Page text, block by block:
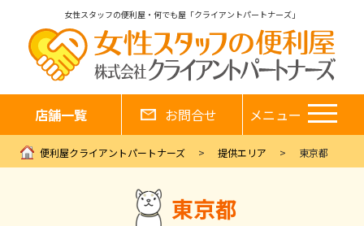
女性スタッフの便利屋・何でも屋「クライアントパートナーズ」
店舗一覧 お問合せ メニュー
便利屋クライアントパートナーズ 提供エリア 東京都
東京都